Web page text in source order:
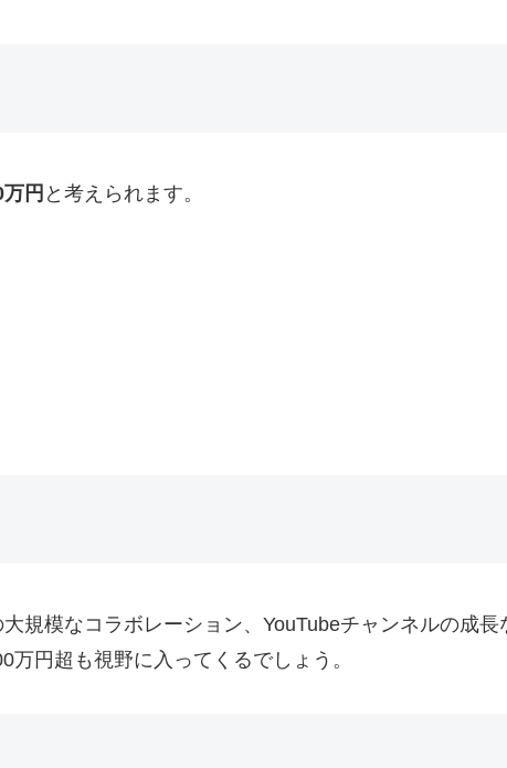
円 と考えられます。
規模なコラボレーション、YouTubeチャンネルの成
円超も視野に入ってくるでしょう。